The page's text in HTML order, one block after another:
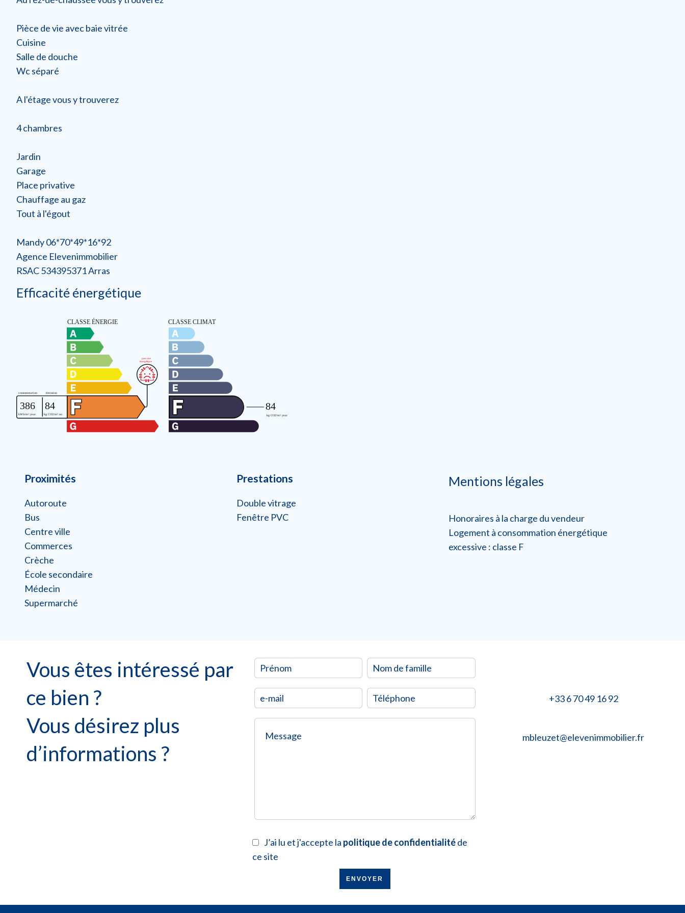
Pièce de vie avec baie vitrée
Cuisine
Salle de douche
Wc séparé
A l'étage vous y trouverez
4 chambres
Jardin
Garage
Place privative
Chauffage au gaz
Tout à l'égout
Mandy 06*70*49*16*92
Agence Elevenimmobilier
RSAC 534395371 Arras
Efficacité énergétique
Proximités
Autoroute
Bus
Centre ville
Commerces
Crèche
École secondaire
Médecin
Supermarché
Prestations
Double vitrage
Fenêtre PVC
Mentions légales
Honoraires à la charge du vendeur
Logement à consommation énergétique
excessive : classe F
Vous êtes intéressé par
ce bien ?
Vous désirez plus
d’informations ?
J’ai lu et j'accepte la politique de confidentialitéde
ce site
ENVOYER
+33 6 70 49 16 92
mbleuzet@elevenimmobilier.fr